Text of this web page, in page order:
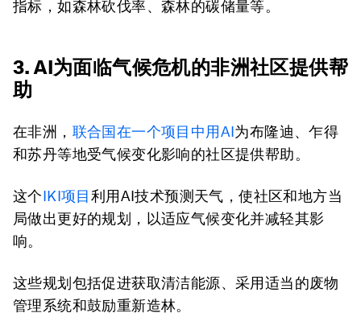
指标，如森林砍伐率、森林的碳储量等。
3. AI为面临气候危机的非洲社区提供帮
助
在非洲， 联合国在一个项目中用AI为布隆迪、乍得
和苏丹等地受气候变化影响的社区提供帮助。
这个IKI项目利用AI技术预测天气，使社区和地方当
局做出更好的规划，以适应气候变化并减轻其影
响。
这些规划包括促进获取清洁能源、采用适当的废物
管理系统和鼓励重新造林。